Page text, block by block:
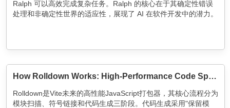
Ralph 可以高效完成复杂任务。Ralph 的核心在于其确定性错误
处理和非确定性世界的适应性，展现了 AI 在软件开发中的潜力。
How Rolldown Works: High-Performance Code Splitting with Bitset Logic
Rolldown是Vite未来的高性能JavaScript打包器，其核心流程分为
模块扫描、符号链接和代码生成三阶段。代码生成采用"保留模